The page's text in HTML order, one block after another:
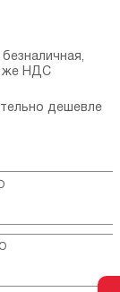
же НДС
дешевле